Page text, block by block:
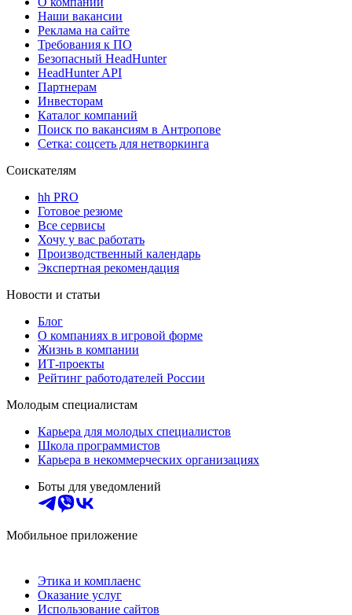
Наши вакансии
Реклама на сайте
Требования к ПО
Безопасный HeadHunter
HeadHunter API
Партнерам
Инвесторам
Каталог компаний
Поиск по вакансиям в Антропове
Сетка: соцсеть для нетворкинга
Соискателям
hh PRO
Готовое резюме
Все сервисы
Хочу у вас работать
Производственный календарь
Экспертная рекомендация
Новости и статьи
Блог
О компаниях в игровой форме
Жизнь в компании
ИТ-проекты
Рейтинг работодателей России
Молодым специалистам
Карьера для молодых специалистов
Школа программистов
Карьера в некоммерческих организациях
Боты для уведомлений
Мобильное приложение
Этика и комплаенс
Оказание услуг
Использование сайтов